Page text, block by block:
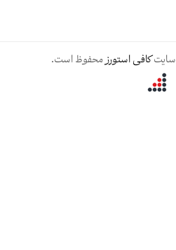
کافی استورزمحفوظ است.